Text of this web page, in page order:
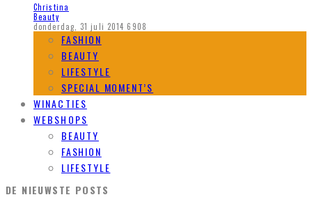
Christina
Beauty
donderdag, 31 juli 2014 6908
FASHION
BEAUTY
LIFESTYLE
SPECIAL MOMENT’S
WINACTIES
WEBSHOPS
BEAUTY
FASHION
LIFESTYLE
DE NIEUWSTE POSTS